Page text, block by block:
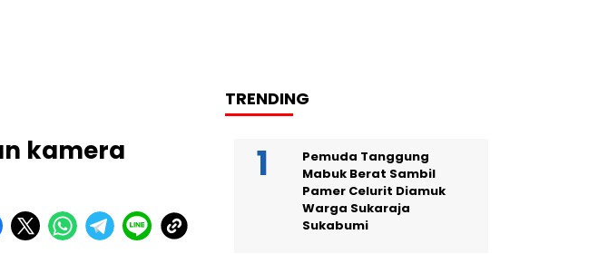
kamera
TRENDING
Pemuda Tanggung
Mabuk Berat Sambil
Pamer Celurit Diamuk
Warga Sukaraja
Sukabumi